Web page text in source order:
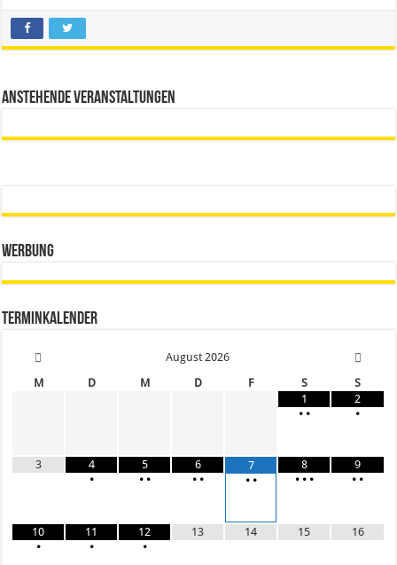
Anstehende Veranstaltungen
Werbung
Terminkalender
August 2026
M
D M D F S
S
1
• •
2
•
3
4
•
5
• •
6
• •
7
• •
8
• • •
9
• •
10
•
11
•
12
•
13 14 15 16